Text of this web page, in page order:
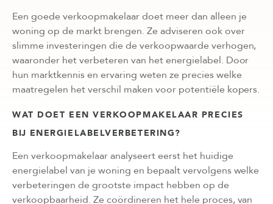
Een goede verkoopmakelaar doet meer dan alleen je
woning op de markt brengen. Ze adviseren ook over
slimme investeringen die de verkoopwaarde verhogen,
waaronder het verbeteren van het energielabel. Door
hun marktkennis en ervaring weten ze precies welke
maatregelen het verschil maken voor potentiële kopers.
WAT DOET EEN VERKOOPMAKELAAR PRECIES
BIJ ENERGIELABELVERBETERING?
Een verkoopmakelaar analyseert eerst het huidige
energielabel van je woning en bepaalt vervolgens welke
verbeteringen de grootste impact hebben op de
verkoopbaarheid. Ze coördineren het hele proces, van